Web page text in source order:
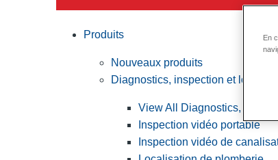
Produits
Nouveaux produits
Diagnostics, inspection et
View All Diagnostics,
Inspection vidéo portable
Inspection vidéo de
En